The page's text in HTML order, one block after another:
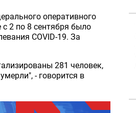
оперативного
2 по 8 сентября было
COVID-19. За
281 человек,
- говорится в